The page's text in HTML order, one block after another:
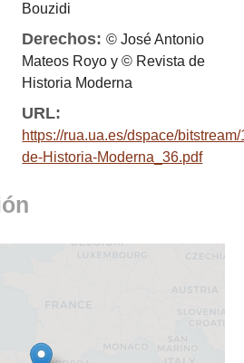
Bouzidi
Derechos:© José Antonio
Mateos Royo y © Revista de
Historia Moderna
URL:
https://rua.ua.es/dspace/
de-Historia-Moderna_36.pdf